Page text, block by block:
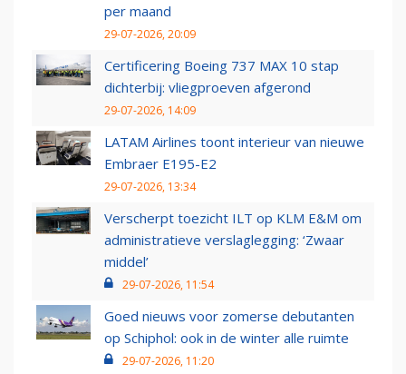
per maand
29-07-2026, 20:09
Certificering Boeing 737 MAX 10 stap
dichterbij: vliegproeven afgerond
29-07-2026, 14:09
LATAM Airlines toont interieur van nieuwe
Embraer E195-E2
29-07-2026, 13:34
Verscherpt toezicht ILT op KLM E&M om
administratieve verslaglegging: ‘Zwaar
middel’
29-07-2026, 11:54
Goed nieuws voor zomerse debutanten
op Schiphol: ook in de winter alle ruimte
29-07-2026, 11:20